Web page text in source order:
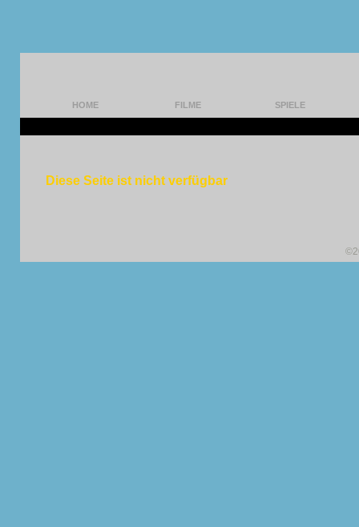
HOME FILME SPIELE
Diese Seite ist nicht verfügbar